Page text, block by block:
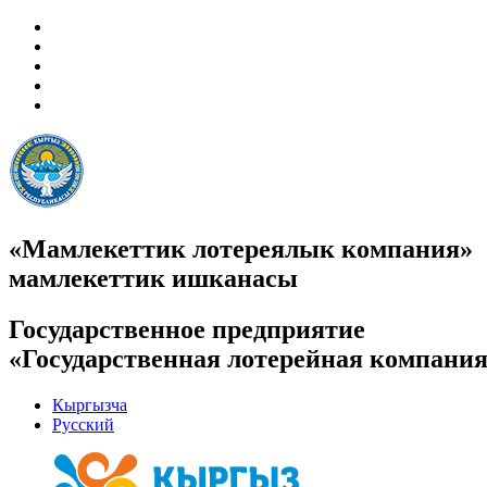
«Мамлекеттик лотереялык компания»
мамлекеттик ишканасы
Государственное предприятие
«Государственная лотерейная
Кыргызча
Русский